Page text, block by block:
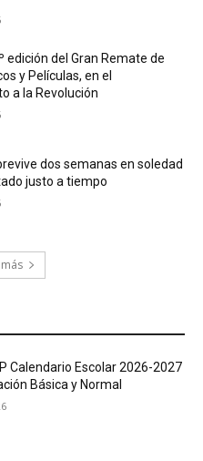
edición del Gran Remate de
y Películas, en el
a la Revolución
dos semanas en soledad
justo a tiempo
Calendario Escolar 2026-2027
Básica y Normal